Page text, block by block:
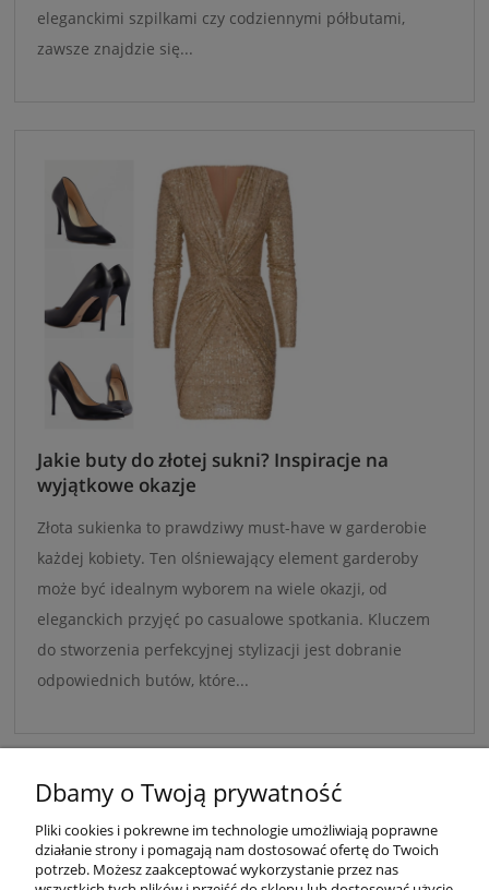
eleganckimi szpilkami czy codziennymi półbutami,
zawsze znajdzie się...
Jakie buty do złotej sukni? Inspiracje na
wyjątkowe okazje
Złota sukienka to prawdziwy must-have w garderobie
każdej kobiety. Ten olśniewający element garderoby
może być idealnym wyborem na wiele okazji, od
eleganckich przyjęć po casualowe spotkania. Kluczem
do stworzenia perfekcyjnej stylizacji jest dobranie
odpowiednich butów, które...
WARUNKI ZAKUPÓW
Dbamy o Twoją prywatność
Pliki cookies i pokrewne im technologie umożliwiają poprawne
działanie strony i pomagają nam dostosować ofertę do Twoich
potrzeb. Możesz zaakceptować wykorzystanie przez nas